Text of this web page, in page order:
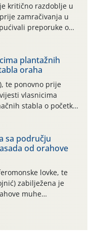
kritično razdoblje u
zamračivanja u
preporuke o
od najčešćih
grinja (23.7., 14.7.,
zabilježeno je
razdoblje, uz
plantažnih
oraha
te ponovno prije
vlasnicima
stabla o početku
suzbijanja
Već dvanaest dana
koji naročito
jer najviše
sa području
od orahove
lovke, te
zabilježena je
muhe
može se objasniti
s vrlo malim